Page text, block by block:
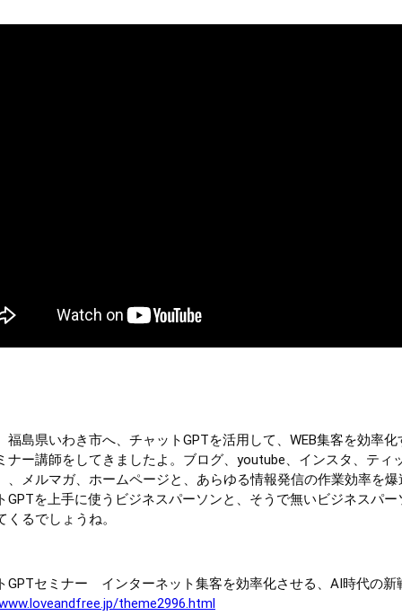
福島県いわき市へ、チャットGPTを活用して、WEB集客を効率
ナー講師をしてきましたよ。ブログ、youtube、インスタ、ティ
、メルマガ、ホームページと、あらゆる情報発信の作業効率を爆
GPTを上手に使うビジネスパーソンと、そうで無いビジネスパー
くるでしょうね。
GPTセミナー インターネット集客を効率化させる、AI時代の
theme2996.html